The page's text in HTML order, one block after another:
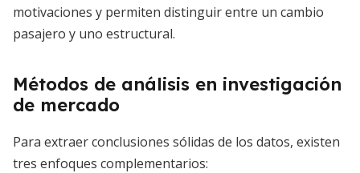
motivaciones y permiten distinguir entre un cambio
pasajero y uno estructural.
Métodos de análisis en investigación
de mercado
Para extraer conclusiones sólidas de los datos, existen
tres enfoques complementarios: